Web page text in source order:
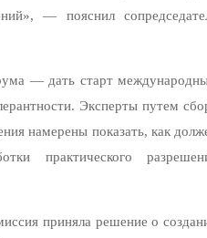
— пояснил
— дать старт
Эксперты путем
намерены показать, как
практического
приняла решение о